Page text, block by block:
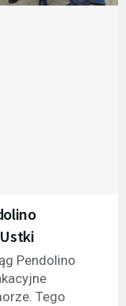
Pendolino
Tego